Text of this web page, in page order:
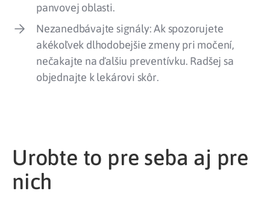
panvovej oblasti.
Nezanedbávajte signály: Ak spozorujete
akékoľvek dlhodobejšie zmeny pri močení,
nečakajte na ďalšiu preventívku. Radšej sa
objednajte k lekárovi skôr.
Urobte to pre seba aj pre
nich